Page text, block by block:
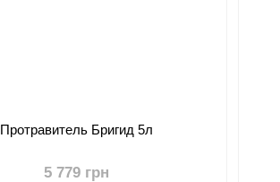
Протравитель Бригид 5л
5 779 грн